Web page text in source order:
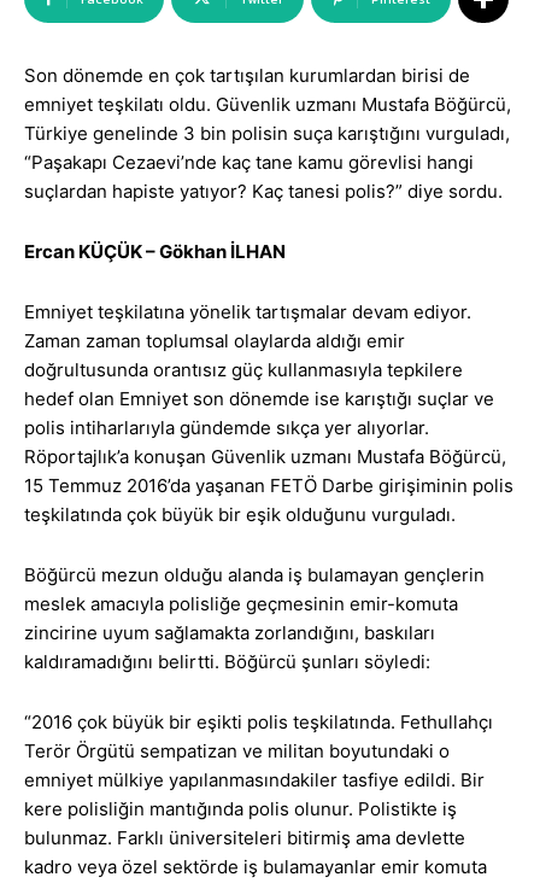
Son dönemde en çok tartışılan kurumlardan birisi de
emniyet teşkilatı oldu. Güvenlik uzmanı Mustafa Böğürcü,
Türkiye genelinde 3 bin polisin suça karıştığını vurguladı,
“Paşakapı Cezaevi’nde kaç tane kamu görevlisi hangi
suçlardan hapiste yatıyor? Kaç tanesi polis?” diye sordu.
Ercan KÜÇÜK – Gökhan İLHAN
Emniyet teşkilatına yönelik tartışmalar devam ediyor.
Zaman zaman toplumsal olaylarda aldığı emir
doğrultusunda orantısız güç kullanmasıyla tepkilere
hedef olan Emniyet son dönemde ise karıştığı suçlar ve
polis intiharlarıyla gündemde sıkça yer alıyorlar.
Röportajlık’a konuşan Güvenlik uzmanı Mustafa Böğürcü,
15 Temmuz 2016’da yaşanan FETÖ Darbe girişiminin polis
teşkilatında çok büyük bir eşik olduğunu vurguladı.
Böğürcü mezun olduğu alanda iş bulamayan gençlerin
meslek amacıyla polisliğe geçmesinin emir-komuta
zincirine uyum sağlamakta zorlandığını, baskıları
kaldıramadığını belirtti. Böğürcü şunları söyledi:
“2016 çok büyük bir eşikti polis teşkilatında. Fethullahçı
Terör Örgütü sempatizan ve militan boyutundaki o
emniyet mülkiye yapılanmasındakiler tasfiye edildi. Bir
kere polisliğin mantığında polis olunur. Polistikte iş
bulunmaz. Farklı üniversiteleri bitirmiş ama devlette
kadro veya özel sektörde iş bulamayanlar emir komuta